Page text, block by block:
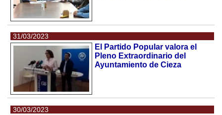
31/03/2023
El Partido Popular valora el
Pleno Extraordinario del
Ayuntamiento de Cieza
30/03/2023